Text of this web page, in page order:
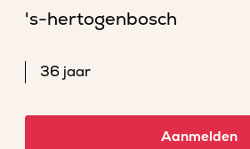
's-hertogenbosch
36 jaar
Aanmelden